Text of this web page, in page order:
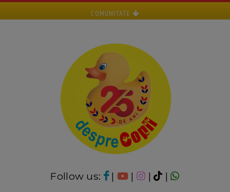
COMUNITATE
Follow us: | | |
|